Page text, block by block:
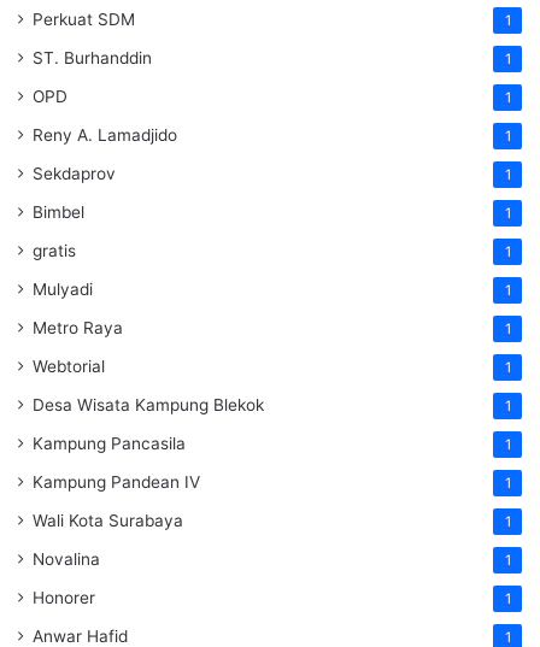
Perkuat SDM 1
ST. Burhanddin 1
OPD 1
Reny A. Lamadjido 1
Sekdaprov 1
Bimbel 1
gratis 1
Mulyadi 1
Metro Raya 1
Webtorial 1
Desa Wisata Kampung Blekok 1
Kampung Pancasila 1
Kampung Pandean IV 1
Wali Kota Surabaya 1
Novalina 1
Honorer 1
Anwar Hafid 1